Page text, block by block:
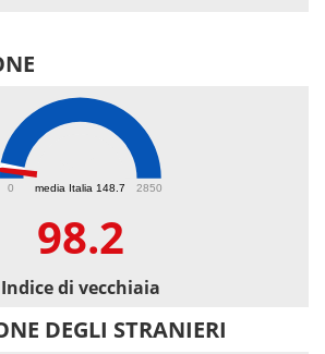
media Italia 148.7
0 2850
98.2
Indice di vecchiaia
DEGLI STRANIERI